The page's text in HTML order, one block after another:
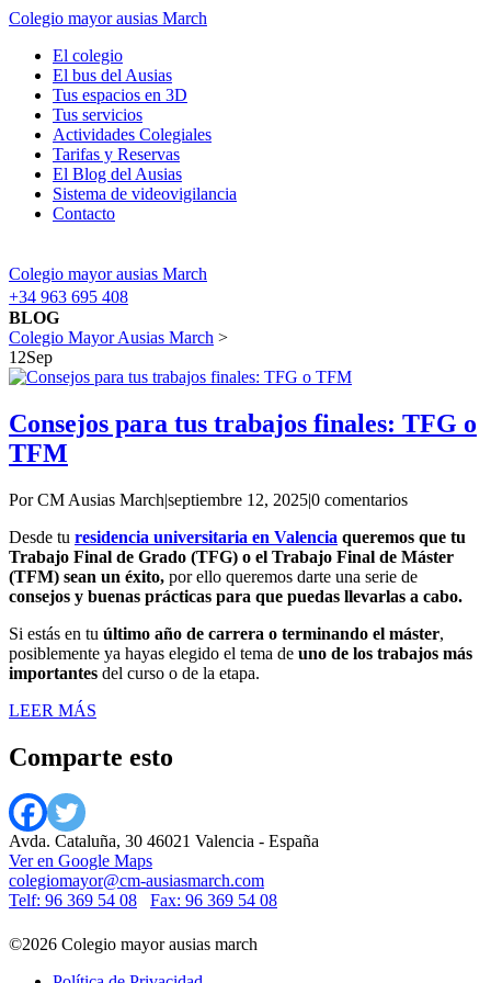
Colegio mayor ausias March
El colegio
El bus del Ausias
Tus espacios en 3D
Tus servicios
Actividades Colegiales
Tarifas y Reservas
El Blog del Ausias
Sistema de videovigilancia
Contacto
Colegio mayor ausias March
+34 963 695 408
BLOG
Colegio Mayor Ausias March >
12Sep
Consejos para tus trabajos finales: TFG o
TFM
Por CM Ausias March|septiembre 12, 2025|0 comentarios
Desde tu residencia universitaria en Valencia queremos que tu
Trabajo Final de Grado (TFG) o el Trabajo Final de Máster
(TFM) sean un éxito, por ello queremos darte una serie de
consejos y buenas prácticas para que puedas llevarlas a cabo.
Si estás en tu último año de carrera o terminando el máster,
posiblemente ya hayas elegido el tema de uno de los trabajos más
importantes del curso o de la etapa.
LEER MÁS
Comparte esto
Avda. Cataluña, 30 46021 Valencia - España
Ver en Google Maps
colegiomayor@cm-ausiasmarch.com
Telf: 96 369 54 08
Fax: 96 369 54 08
©2026 Colegio mayor ausias march